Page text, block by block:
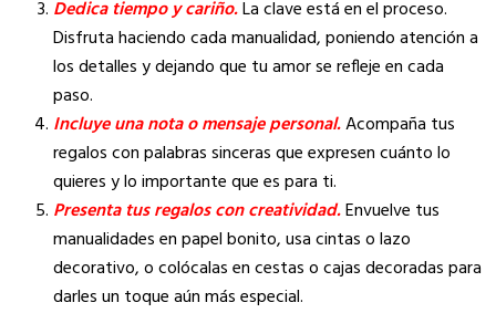
Dedica tiempo y cariño.La clave está en el proceso.
Disfruta haciendo cada manualidad, poniendo atención a
los detalles y dejando que tu amor se refleje en cada
paso.
Incluye una nota o mensaje personal.Acompaña tus
regalos con palabras sinceras que expresen cuánto lo
quieres y lo importante que es para ti.
Presenta tus regalos con creatividad.Envuelve tus
manualidades en papel bonito, usa cintas o lazo
decorativo, o colócalas en cestas o cajas decoradas para
darles un toque aún más especial.